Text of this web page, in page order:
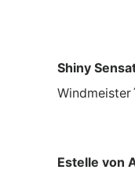
Shiny
Estelle von